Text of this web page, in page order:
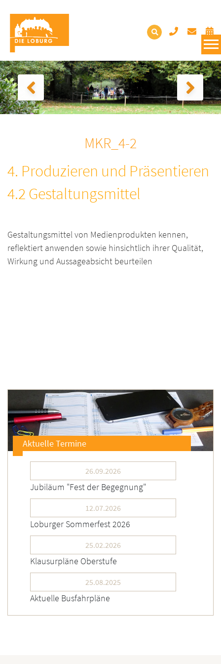
MKR_4-2
4. Produzieren und Präsentieren
4.2 Gestaltungsmittel
Gestaltungsmittel von Medienprodukten kennen,
reflektiert anwenden sowie hinsichtlich ihrer Qualität,
Wirkung und Aussageabsicht beurteilen
Aktuelle Termine
26.09.2026
Jubiläum "Fest der Begegnung"
12.07.2026
Loburger Sommerfest 2026
25.02.2026
Klausurpläne Oberstufe
25.08.2025
Aktuelle Busfahrpläne